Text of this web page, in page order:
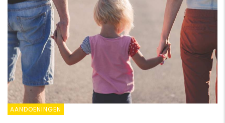
AANDOENINGEN